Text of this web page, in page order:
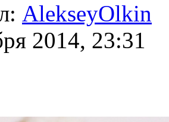
AlekseyOlkin
2014, 23:31